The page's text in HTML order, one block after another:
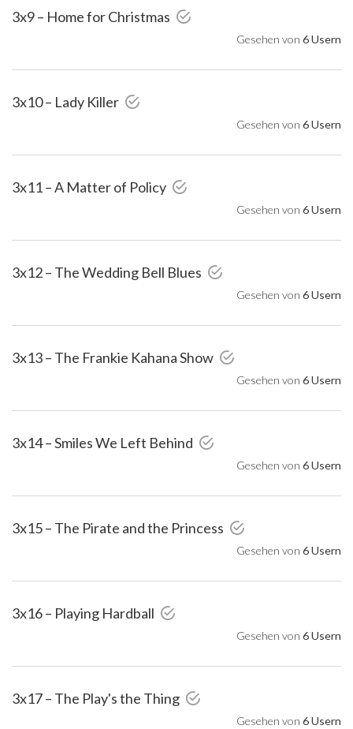
3x9 – Home for Christmas
Gesehen von 6 Usern
3x10 – Lady Killer
Gesehen von 6 Usern
3x11 – A Matter of Policy
Gesehen von 6 Usern
3x12 – The Wedding Bell Blues
Gesehen von 6 Usern
3x13 – The Frankie Kahana Show
Gesehen von 6 Usern
3x14 – Smiles We Left Behind
Gesehen von 6 Usern
3x15 – The Pirate and the Princess
Gesehen von 6 Usern
3x16 – Playing Hardball
Gesehen von 6 Usern
3x17 – The Play's the Thing
Gesehen von 6 Usern